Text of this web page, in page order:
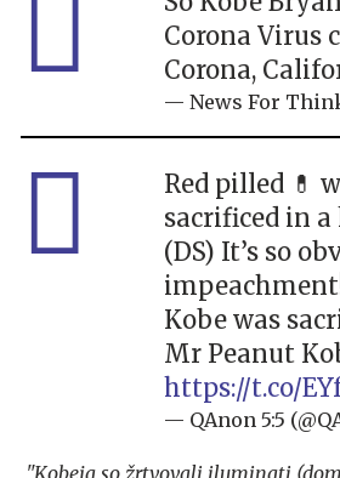
Corona Virus
Corona,
— News For
Red pilled 💊
sacrificed in
(DS) It’s so
Kobe was
Mr Peanut
https://t.co/
— QAnon 5:5
"Kobeja so žrtvovali iluminati